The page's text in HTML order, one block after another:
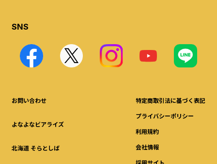
SNS
お問い合わせ
よなよなビアライズ
北海道 そらとしば
特定商取引法に基づく表記
プライバシーポリシー
利用規約
会社情報